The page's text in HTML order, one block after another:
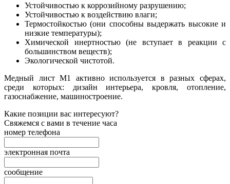
Устойчивостью к коррозийному разрушению;
Устойчивостью к воздействию влаги;
Термостойкостью (они способны выдержать высокие и
низкие температуры);
Химической инертностью (не вступает в реакции с
большинством веществ);
Экологической чистотой.
Медный лист М1 активно используется в разных сферах,
среди которых: дизайн интерьера, кровля, отопление,
газоснабжение, машиностроение.
Какие позиции вас интересуют?
Свяжемся с вами в течение часа
номер телефона
электронная почта
сообщение